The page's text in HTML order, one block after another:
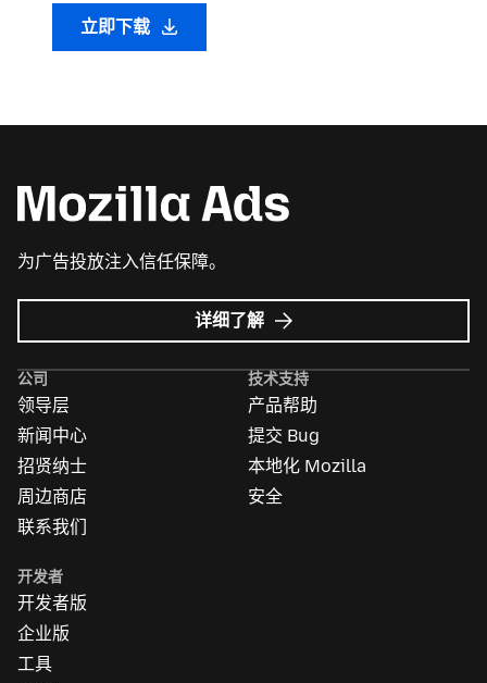
立即下载
为广告投放注入信任保障。
详细了解 Mozilla
广
公司
领导层
新闻中心
招贤纳士
周边商店
联系我们
技术支持
产品帮助
提交 Bug
本地化 Mozilla
安全
开发者
开发者版
企业版
工具